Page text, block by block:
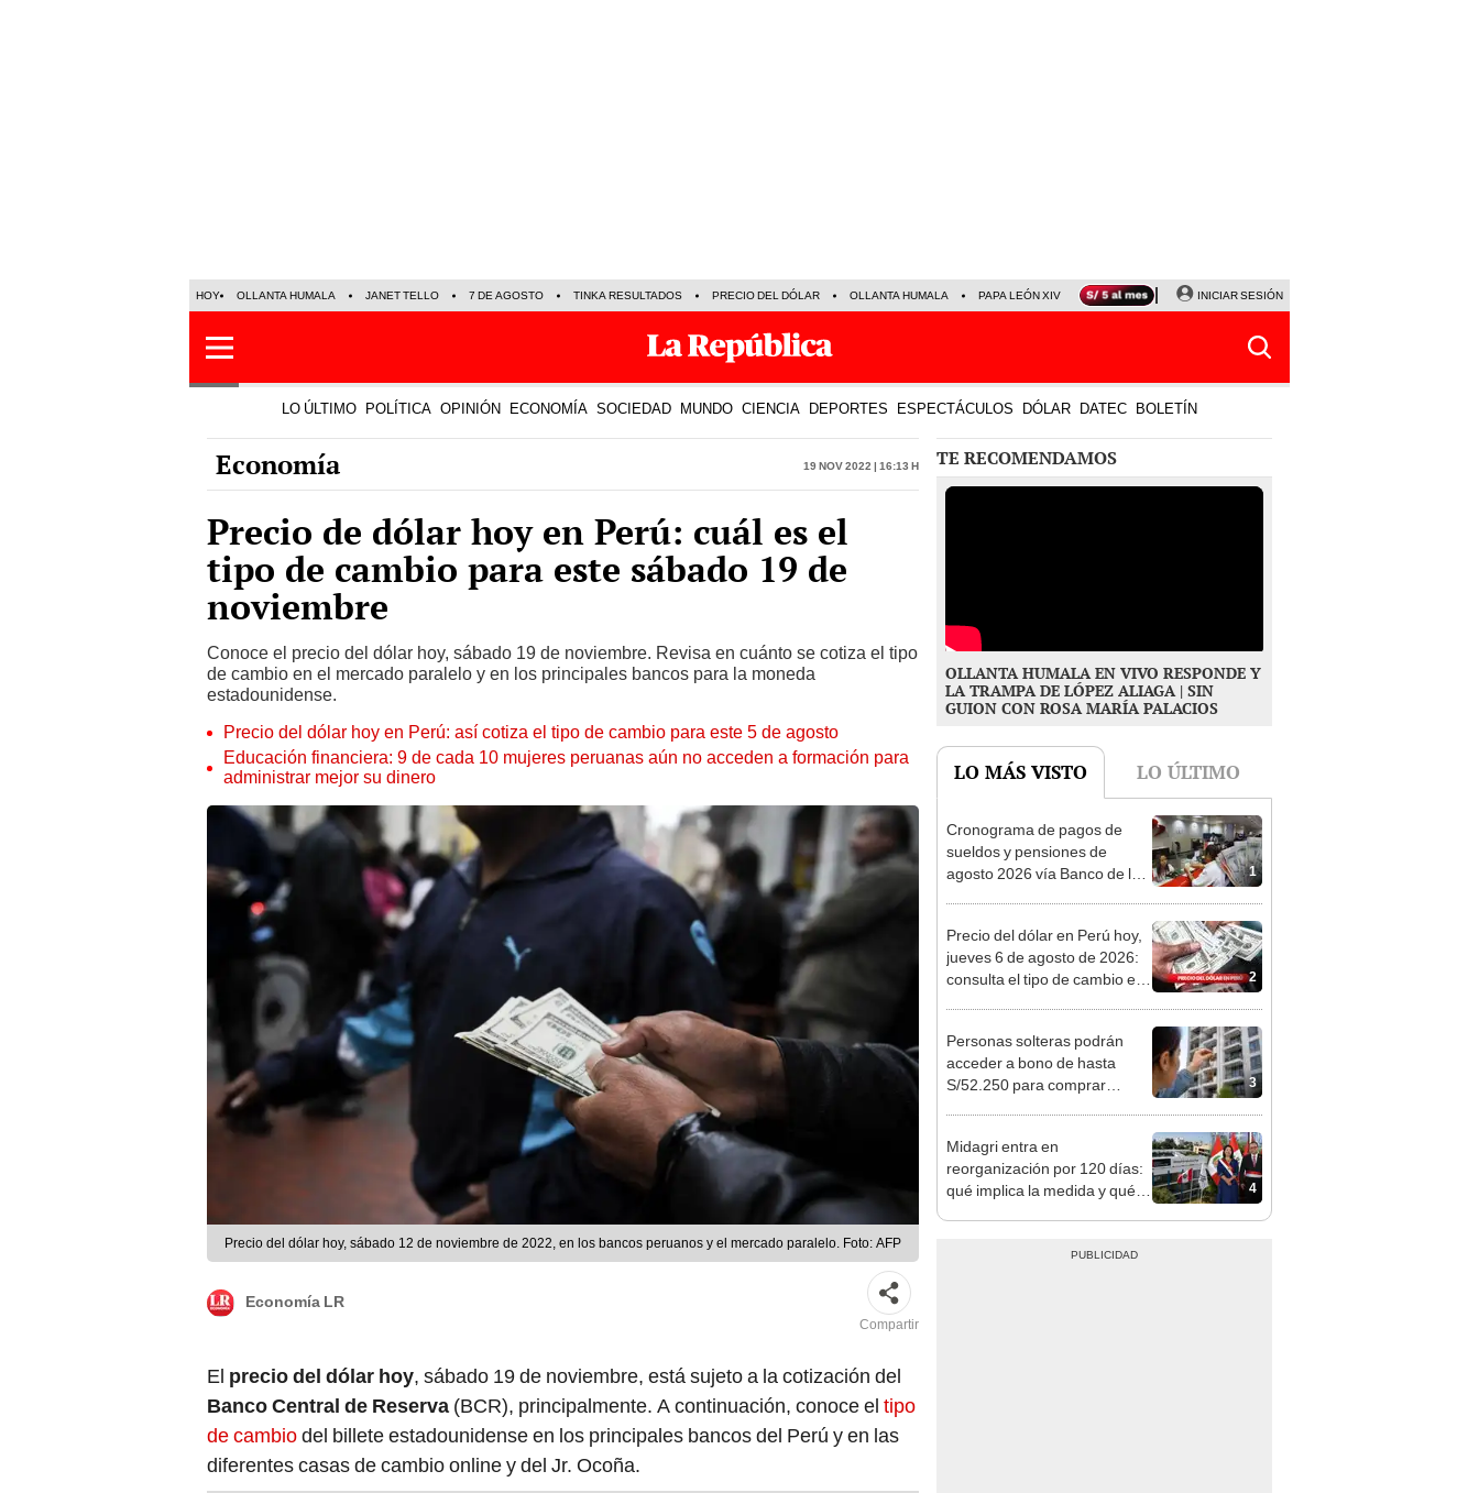
HOY OLLANTA HUMALA JANET TELLO 7 DE AGOSTO TINKA RESULTADOS PRECIO DEL DÓLAR OLLANTA HUMALA PAPA LEÓN XIV NALDY SALDAÑA LA BELLA LUZ
INICIAR SESIÓN
LO ÚLTIMO POLÍTICA OPINIÓN ECONOMÍA SOCIEDAD MUNDO CIENCIA DEPORTES ESPECTÁCULOS DÓLAR DATEC BOLETÍN
Economía 19 Nov 2022 | 16:13 h
Precio de dólar hoy en Perú: cuál es el
tipo de cambio para este sábado 19 de
noviembre
Conoce el precio del dólar hoy, sábado 19 de noviembre. Revisa en cuánto se cotiza el tipo
de cambio en el mercado paralelo y en los principales bancos para la moneda
estadounidense.
Precio del dólar hoy en Perú: así cotiza el tipo de cambio para este 5 de agosto
Educación financiera: 9 de cada 10 mujeres peruanas aún no acceden a formación para
administrar mejor su dinero
Precio del dólar hoy, sábado 12 de noviembre de 2022, en los bancos peruanos y el mercado paralelo. Foto: AFP
Economía LR
Compartir
El precio del dólar hoy , sábado 19 de noviembre, está sujeto a la cotización del
Banco Central de Reserva (BCR), principalmente. A continuación, conoce el tipo
de cambiodel billete estadounidense en los principales bancos del Perú y en las
diferentes casas de cambio online y del Jr. Ocoña.
TE RECOMENDAMOS
OLLANTA HUMALA EN VIVO RESPONDE Y
LA TRAMPA DE LÓPEZ ALIAGA | SIN
GUION CON ROSA MARÍA PALACIOS
LO MÁS VISTO LO ÚLTIMO
1
Cronograma de pagos de
sueldos y pensiones de
agosto 2026 vía Banco de la
2
Precio del dólar en Perú hoy,
jueves 6 de agosto de 2026:
consulta el tipo de cambio en
3
Personas solteras podrán
acceder a bono de hasta
S/52.250 para comprar
4
Midagri entra en
reorganización por 120 días:
qué implica la medida y qué